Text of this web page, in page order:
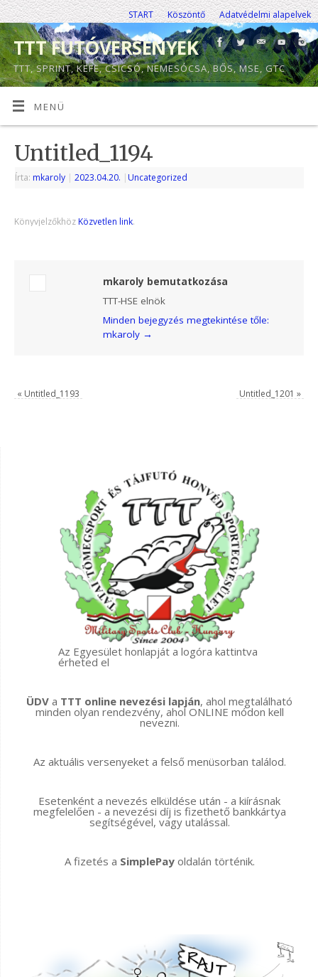
START Köszöntő Adatvédelmi alapelvek
TTT FUTÓVERSENYEK
TTT, SPRINT, KEFE, CSICSÓ, NEMESÓCSA, BŐS, MSE, GTC
MENÜ
Untitled_1194
Írta: mkaroly | 2023.04.20. | Uncategorized
Könyvjelzőkhöz Közvetlen link.
mkaroly bemutatkozása
TTT-HSE elnök
Minden bejegyzés megtekintése tőle:
mkaroly →
« Untitled_1193 Untitled_1201 »
Az Egyesület honlapját a logóra kattintva
érheted el
ÜDV a TTT online nevezési lapján, ahol megtalálható
minden olyan rendezvény, ahol ONLINE módon kell
nevezni.
Az aktuális versenyeket a felső menüsorban találod.
Esetenként a nevezés elküldése után - a kiírásnak
megfelelően - a nevezési díj is fizethető bankkártya
segítségével, vagy utalással.
A fizetés a SimplePayoldalán történik.